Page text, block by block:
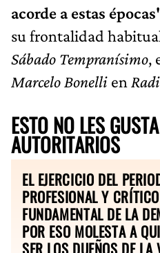
acorde a estas
su frontalidad
Sábado Tempranísimo,
Marcelo Bonelli en
ESTO NO LES
AUTORITARIOS
EL EJERCICIO DEL
PROFESIONAL Y
FUNDAMENTAL DE LA
POR ESO MOLESTA A
SER LOS DUEÑOS DE LA